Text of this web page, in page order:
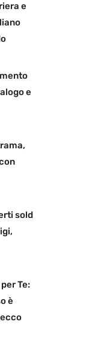
e
e
sold
Te:
è